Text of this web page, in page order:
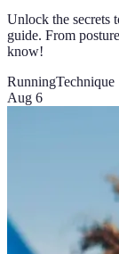
Unlock the secrets
guide. From
know!
RunningTechnique
Aug 6